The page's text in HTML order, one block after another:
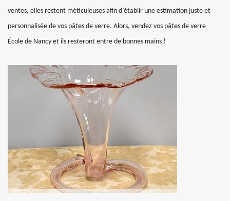
ventes, elles restent méticuleuses afin d’établir une estimation juste et
personnalisée de vos pâtes de verre. Alors, vendez vos pâtes de verre
École de Nancy et ils resteront entre de bonnes mains !